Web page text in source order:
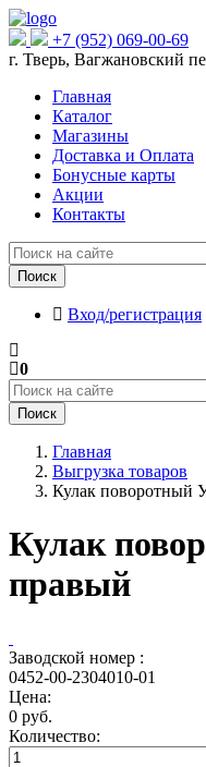
+7 (952) 069-00-69
г. Тверь, Вагжановский
Главная
Каталог
Магазины
Доставка и Оплата
Бонусные карты
Акции
Контакты
Поиск
Вход/регистрация
0
Поиск
Главная
Выгрузка товаров
Кулак поворотный
Кулак
правый
Заводской номер :
0452-00-2304010-01
Цена:
0 руб.
Количество: